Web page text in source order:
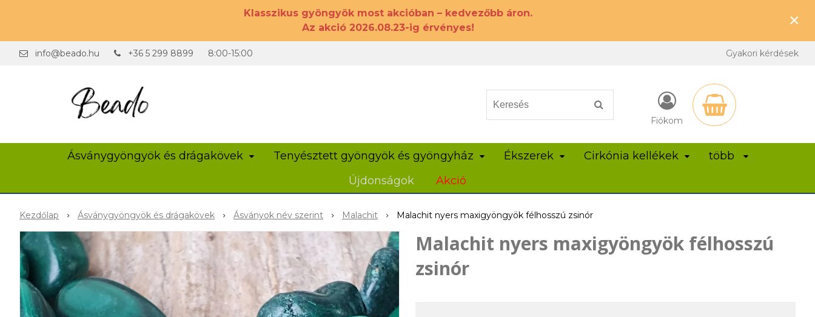
Klasszikus gyöngyök most akcióban – kedvezőbb áron.
Az akció 2026.08.23-ig érvényes!
×
info@beado.hu +36 5 299 8899 8:00-15:00 Gyakori kérdések
Fiókom
Ásványgyöngyök és drágakövek Tenyésztett gyöngyök és gyöngyház Ékszerek Cirkónia kellékek
több
Újdonságok
Akció
Kezdőlap Ásványgyöngyök és drágakövek Ásványok név szerint Malachit Malachit nyers maxigyöngyök félhosszú zsinór
Malachit nyers maxigyöngyök félhosszú
zsinór